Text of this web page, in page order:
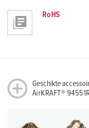
RoHS
Geschikte
AirKRAFT®